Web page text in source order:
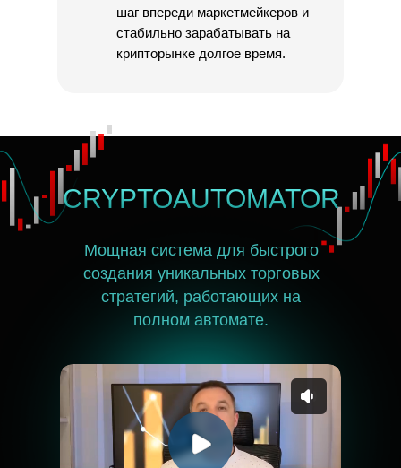
шаг впереди маркетмейкеров и
стабильно зарабатывать на
крипторынке долгое время.
Мощная система для быстрого
создания уникальных торговых
стратегий, работающих на
полном автомате.
CRYPTOAUTOMATOR